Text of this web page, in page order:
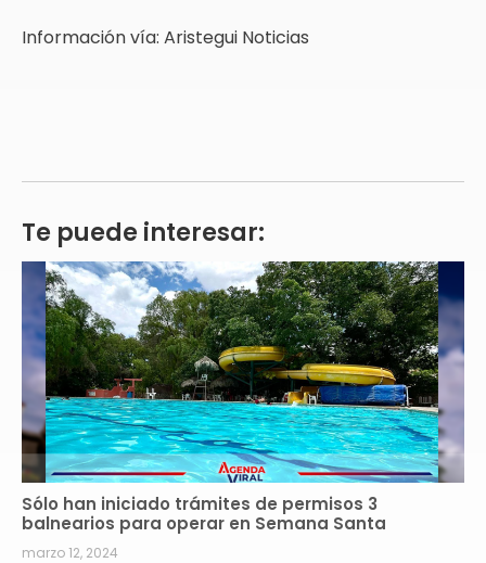
Información vía: Aristegui Noticias
Te puede interesar:
Sólo han iniciado trámites de permisos 3
balnearios para operar en Semana Santa
marzo 12, 2024